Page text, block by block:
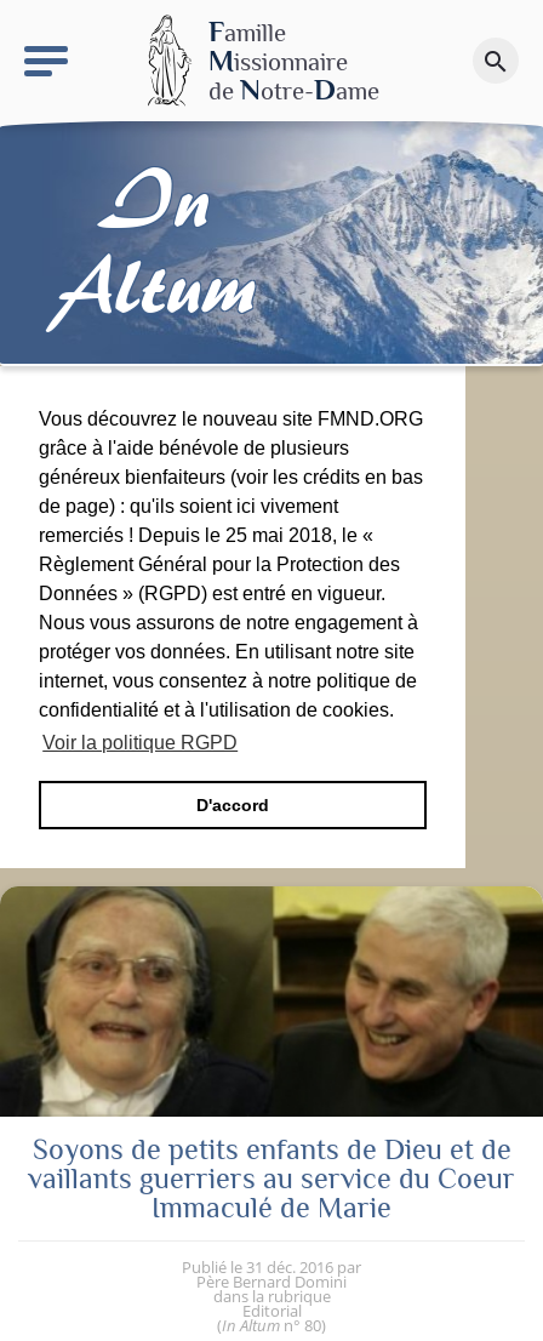
Famille
Missionnaire
de Notre-Dame
search
Faire un don
In
Altum
Vous découvrez le nouveau site FMND.ORG
grâce à l'aide bénévole de plusieurs
généreux bienfaiteurs (voir les crédits en bas
de page) : qu'ils soient ici vivement
remerciés ! Depuis le 25 mai 2018, le «
Règlement Général pour la Protection des
Données » (RGPD) est entré en vigueur.
Nous vous assurons de notre engagement à
protéger vos données. En utilisant notre site
internet, vous consentez à notre politique de
confidentialité et à l'utilisation de cookies.
Voir la politique RGPD
D'accord
Soyons de petits enfants de Dieu et de
vaillants guerriers au service du Coeur
Immaculé de Marie
Publié le 31 déc. 2016 par
Père Bernard Domini
dans la rubrique
Editorial
(In Altum n° 80)